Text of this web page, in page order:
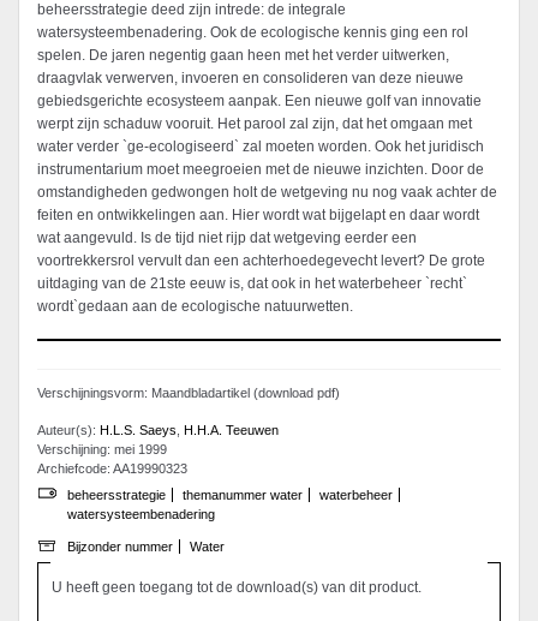
beheersstrategie deed zijn intrede: de integrale
watersysteembenadering. Ook de ecologische kennis ging een rol
spelen. De jaren negentig gaan heen met het verder uitwerken,
draagvlak verwerven, invoeren en consolideren van deze nieuwe
gebiedsgerichte ecosysteem aanpak. Een nieuwe golf van innovatie
werpt zijn schaduw vooruit. Het parool zal zijn, dat het omgaan met
water verder `ge-ecologiseerd` zal moeten worden. Ook het juridisch
instrumentarium moet meegroeien met de nieuwe inzichten. Door de
omstandigheden gedwongen holt de wetgeving nu nog vaak achter de
feiten en ontwikkelingen aan. Hier wordt wat bijgelapt en daar wordt
wat aangevuld. Is de tijd niet rijp dat wetgeving eerder een
voortrekkersrol vervult dan een achterhoedegevecht levert? De grote
uitdaging van de 21ste eeuw is, dat ook in het waterbeheer `recht`
wordt`gedaan aan de ecologische natuurwetten.
Verschijningsvorm: Maandbladartikel (download pdf)
Auteur(s): H.L.S. Saeys H.H.A. Teeuwen
Verschijning: mei 1999
Archiefcode: AA19990323
beheersstrategie
themanummer water
waterbeheer
watersysteembenadering
Bijzonder nummer Water
U heeft geen toegang tot de download(s) van dit product.